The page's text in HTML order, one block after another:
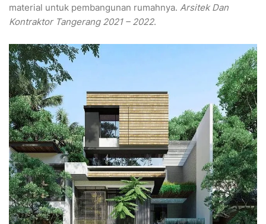
material untuk pembangunan rumahnya. Arsitek Dan
Kontraktor Tangerang 2021 – 2022.